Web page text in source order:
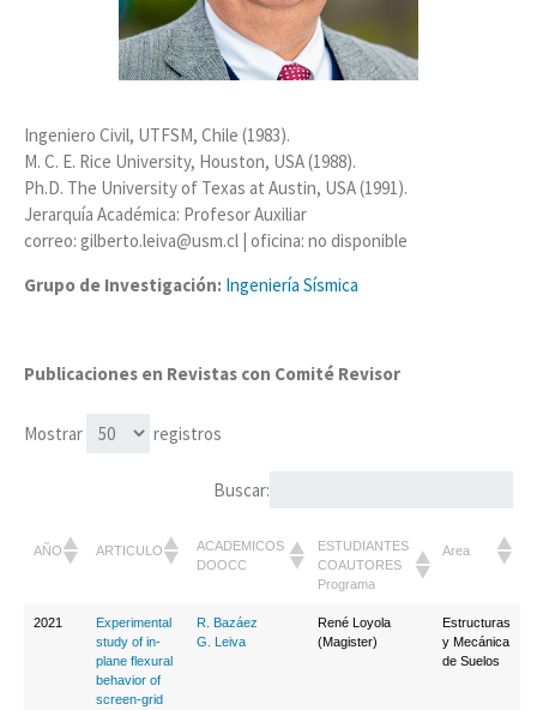
Ingeniero Civil, UTFSM, Chile (1983).
M. C. E. Rice University, Houston, USA (1988).
Ph.D. The University of Texas at Austin, USA (1991).
Jerarquía Académica: Profesor Auxiliar
correo: gilberto.leiva@usm.cl | oficina: no disponible
Grupo de Investigación: Ingeniería Sísmica
Publicaciones en Revistas con Comité Revisor
Mostrar registros
Buscar:
AÑO ARTICULO
ACADEMICOS
DOOCC
ESTUDIANTES
COAUTORES
Programa
Area
2021
Experimental
study of in-
plane flexural
behavior of
screen-grid
R. Bazáez
G. Leiva
René Loyola
(Magister)
Estructuras
y Mecánica
de Suelos